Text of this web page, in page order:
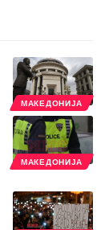
МАКЕДОНИЈА
МАКЕДОНИЈА